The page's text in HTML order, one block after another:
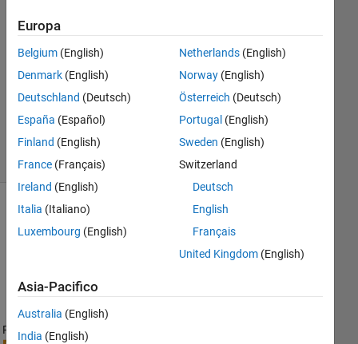
Risposta
accettata
Aggiornato
18 Giu
20
Visualizzazioni
(30 giorni)
Mostra
commenti
Ran in:
Europa
Belgium (English)
Denmark (English)
Deutschland (Deutsch)
España (Español)
Finland (English)
France (Français)
Ireland (English)
Italia (Italiano)
Luxembourg (English)
Netherlands(English)
Norway(English)
Österreich (Deutsch)
Portugal (English)
Sweden (English)
Switzerland
Deutsch
English
Français
United Kingdom(English)
Asia-Pacifico
Australia (English)
India (English)